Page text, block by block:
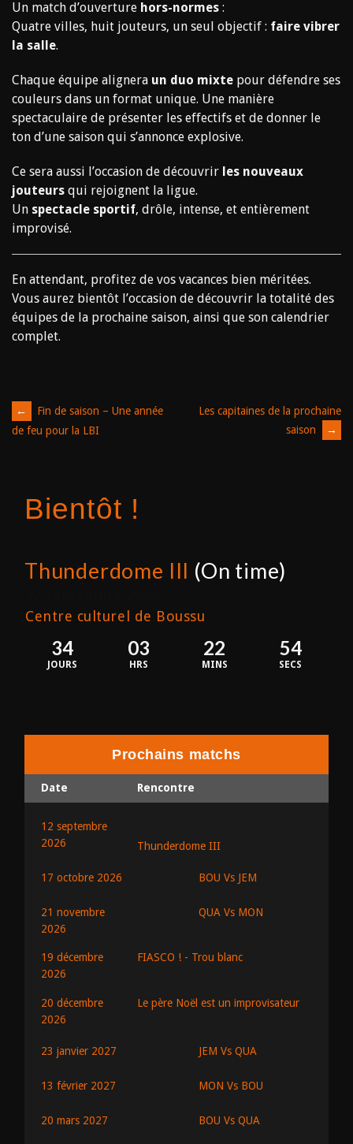
Un match d’ouverture hors-normes :
Quatre villes, huit jouteurs, un seul objectif : faire vibrer
la salle.
Chaque équipe alignera un duo mixte pour défendre ses
couleurs dans un format unique. Une manière
spectaculaire de présenter les effectifs et de donner le
ton d’une saison qui s’annonce explosive.
Ce sera aussi l’occasion de découvrir les nouveaux
jouteurs qui rejoignent la ligue.
Un spectacle sportif, drôle, intense, et entièrement
improvisé.
En attendant, profitez de vos vacances bien méritées.
Vous aurez bientôt l’occasion de découvrir la totalité des
équipes de la prochaine saison, ainsi que son calendrier
complet.
Post
←
Fin de saison – Une année
de feu pour la LBI
Les capitaines de la prochaine
saison
→
Bientôt !
Thunderdome III (On time)
Centre culturel de Boussu
34
JOURS
03
HRS
22
MINS
54
SECS
Prochains matchs
Date Rencontre
12 septembre
2026
Thunderdome III
17 octobre 2026 BOU Vs JEM
21 novembre
2026
QUA Vs MON
19 décembre
2026
FIASCO ! - Trou blanc
20 décembre
2026
Le père Noël est un improvisateur
23 janvier 2027 JEM Vs QUA
13 février 2027 MON Vs BOU
20 mars 2027 BOU Vs QUA